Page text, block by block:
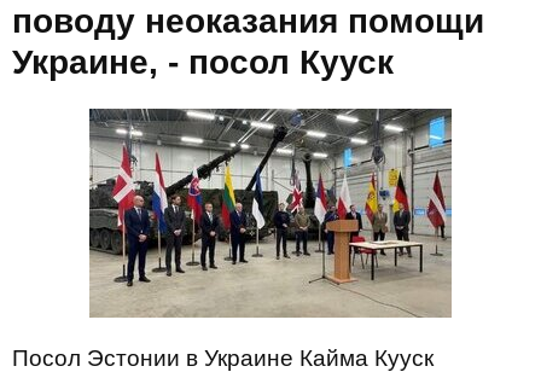
поводу неоказания помощи
Украине, - посол Кууск
Посол Эстонии в Украине Кайма Кууск